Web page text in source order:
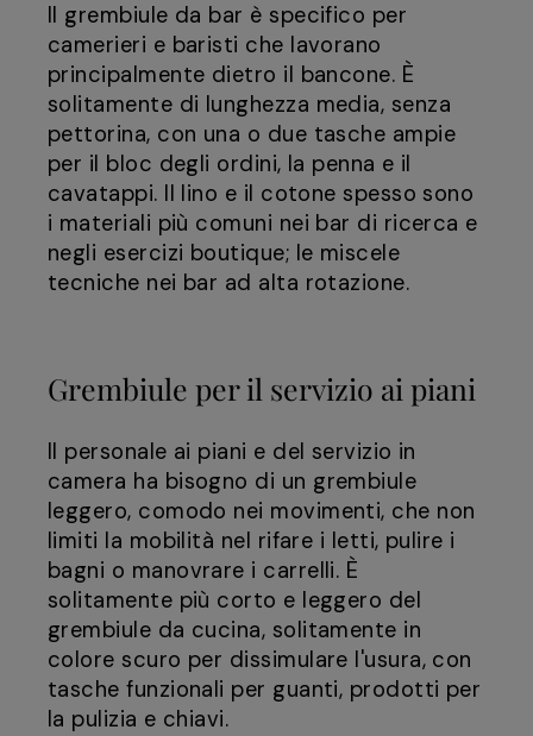
Il grembiule da bar è specifico per
camerieri e baristi che lavorano
principalmente dietro il bancone. È
solitamente di lunghezza media, senza
pettorina, con una o due tasche ampie
per il bloc degli ordini, la penna e il
cavatappi. Il lino e il cotone spesso sono
i materiali più comuni nei bar di ricerca e
negli esercizi boutique; le miscele
tecniche nei bar ad alta rotazione.
Grembiule per il servizio ai piani
Il personale ai piani e del servizio in
camera ha bisogno di un grembiule
leggero, comodo nei movimenti, che non
limiti la mobilità nel rifare i letti, pulire i
bagni o manovrare i carrelli. È
solitamente più corto e leggero del
grembiule da cucina, solitamente in
colore scuro per dissimulare l'usura, con
tasche funzionali per guanti, prodotti per
la pulizia e chiavi.